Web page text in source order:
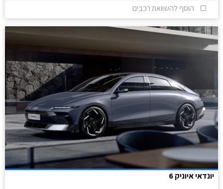
הוסף להשוואת רכבים
יונדאי איוניק 6